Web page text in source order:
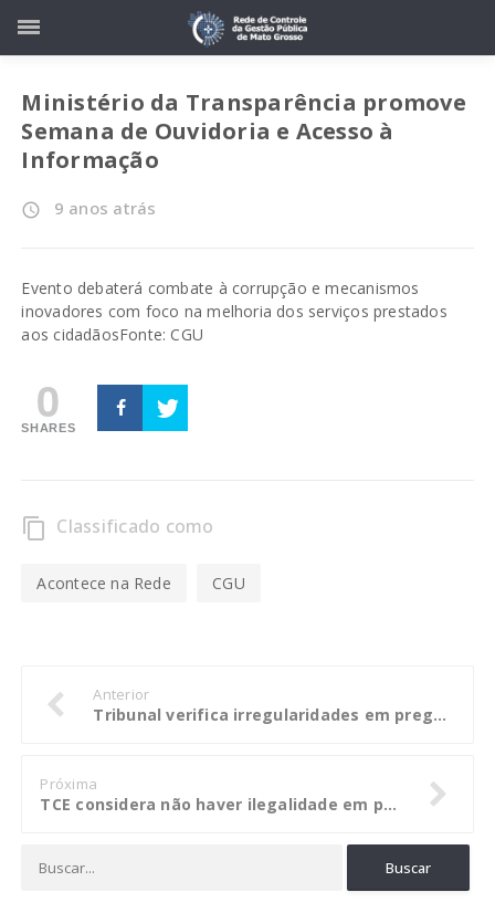
Ministério da Transparência promove
Semana de Ouvidoria e Acesso à
Informação
access_time 9 anos atrás
Evento debaterá combate à corrupção e mecanismos
inovadores com foco na melhoria dos serviços prestados
aos cidadãosFonte: CGU
0
SHARES
content_copy Classificado como
Acontece na Rede CGU
Anterior
Tribunal verifica irregularidades em pregão da Prefeitura de Novo Mundo
Próxima
TCE considera não haver ilegalidade em pagamento a servidor fora do domicílio